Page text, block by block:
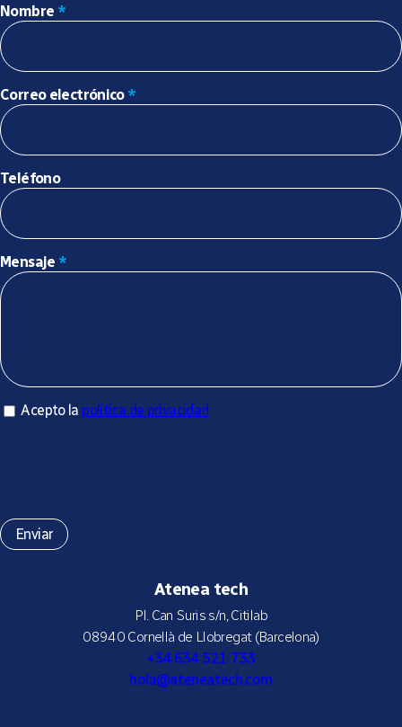
Atenea tech
Pl. Can Suris s/n, Citilab
08940 Cornellà de Llobregat (Barcelona)
+34 634 521 733
hola@ateneatech.com
Nombre *
Correo electrónico *
Teléfono
Mensaje *
Acepto la política de privacidad
Acepto la política de privacidad